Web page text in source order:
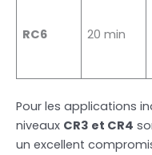
RC6 20 min
Pour les applications
niveaux CR3 et CR4
un excellent